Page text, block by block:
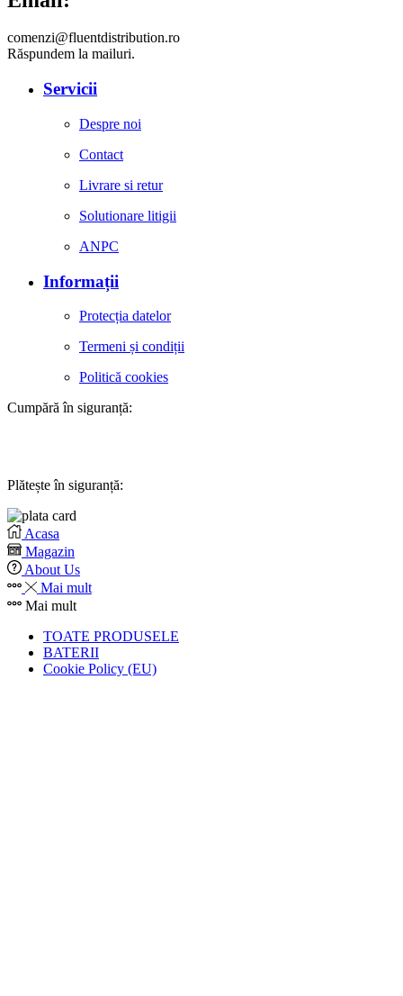
comenzi@fluentdistribution.ro
Răspundem la mailuri.
Servicii
Despre noi
Contact
Livrare si retur
Solutionare litigii
ANPC
Informații
Protecția datelor
Termeni și condiții
Politică cookies
Cumpără în siguranță:
Plătește în siguranță:
Acasa
Magazin
About Us
Mai mult
Mai mult
TOATE PRODUSELE
BATERII
Cookie Policy (EU)